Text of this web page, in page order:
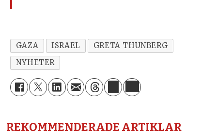
GAZA ISRAEL
GRETA THUNBERG
NYHETER
REKOMMENDERADE ARTIKLAR